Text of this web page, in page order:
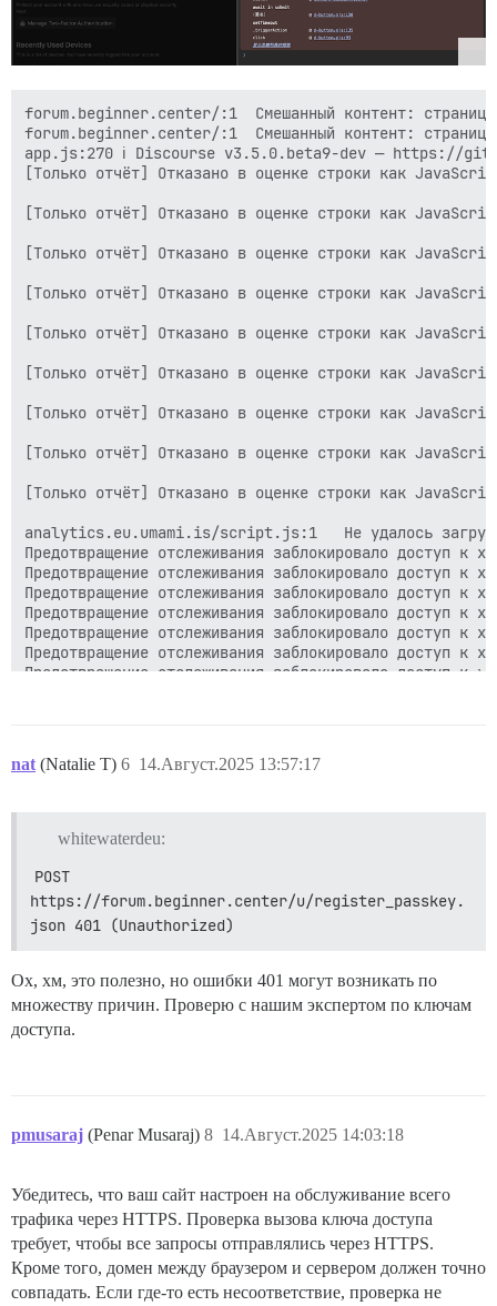
forum.beginner.center/:1  Смешанный контент:
forum.beginner.center/:1  Смешанный контент:
app.js:270 ℹ️ Discourse v3.5.0.beta9-dev — https://
[Только отчёт] Отказано в оценке строки как
[Только отчёт] Отказано в оценке строки как
[Только отчёт] Отказано в оценке строки как
[Только отчёт] Отказано в оценке строки как
[Только отчёт] Отказано в оценке строки как
[Только отчёт] Отказано в оценке строки как
[Только отчёт] Отказано в оценке строки как
[Только отчёт] Отказано в оценке строки как
[Только отчёт] Отказано в оценке строки как
analytics.eu.umami.is/script.js:1   Не удалось загрузить
Предотвращение отслеживания заблокировало доступ к
Предотвращение отслеживания заблокировало доступ к
Предотвращение отслеживания заблокировало доступ к
Предотвращение отслеживания заблокировало доступ к
Предотвращение отслеживания заблокировало доступ к
Предотвращение отслеживания заблокировало доступ к
Предотвращение отслеживания заблокировало доступ к
Предотвращение отслеживания заблокировало доступ к
Предотвращение отслеживания заблокировало доступ к
deprecated.js:62  Уведомление о устаревании:
a @ deprecated.js:62
security:1 Обработка autofocus была заблокирована,
completion_list.html:14   GET chrome-extension://
completion_list.html:12   GET chrome-extension://
ajax.js:188   POST https://forum.beginner.center/u/
send @ jquery.js:9940
ajax @ jquery.js:9521
registerPasskey @ user.js:650
didConfirm @ user-passkeys.gjs:140
didConfirmWrapped @ dialog.js:134
_join @ index.js:788
join @ index.js:605
p @ index.js:152
(аноним) @ index.js:250
nat (Natalie T) 14.Август.2025 13:57:17
6
whitewaterdeu:
POST
https://forum.beginner.center/u/register_passkey.
json 401 (Unauthorized)
Ох, хм, это полезно, но ошибки 401 могут возникать по
множеству причин. Проверю с нашим экспертом по ключам
доступа.
pmusaraj (Penar Musaraj) 14.Август.2025 14:03:18
8
Убедитесь, что ваш сайт настроен на обслуживание всего
трафика через HTTPS. Проверка вызова ключа доступа
требует, чтобы все запросы отправлялись через HTTPS.
Кроме того, домен между браузером и сервером должен точно
совпадать. Если где-то есть несоответствие, проверка не